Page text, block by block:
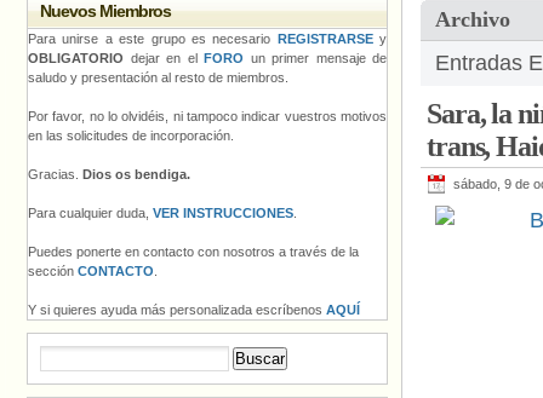
Archivo
Entradas
Sara, la
trans,
sábado, 9 de
Nuevos Miembros
Para unirse a este grupo es necesario REGISTRARSEy
OBLIGATORIO dejar en el FORO un primer mensaje de
saludo y presentación al resto de miembros.
Por favor, no lo olvidéis, ni tampoco indicar vuestros motivos
en las solicitudes de incorporación.
Gracias. Dios os bendiga.
Para cualquier duda, VER INSTRUCCIONES
Puedes ponerte en contacto con nosotros a través de la
sección CONTACTO
Y si quieres ayuda más personalizada escríbenos AQUÍ